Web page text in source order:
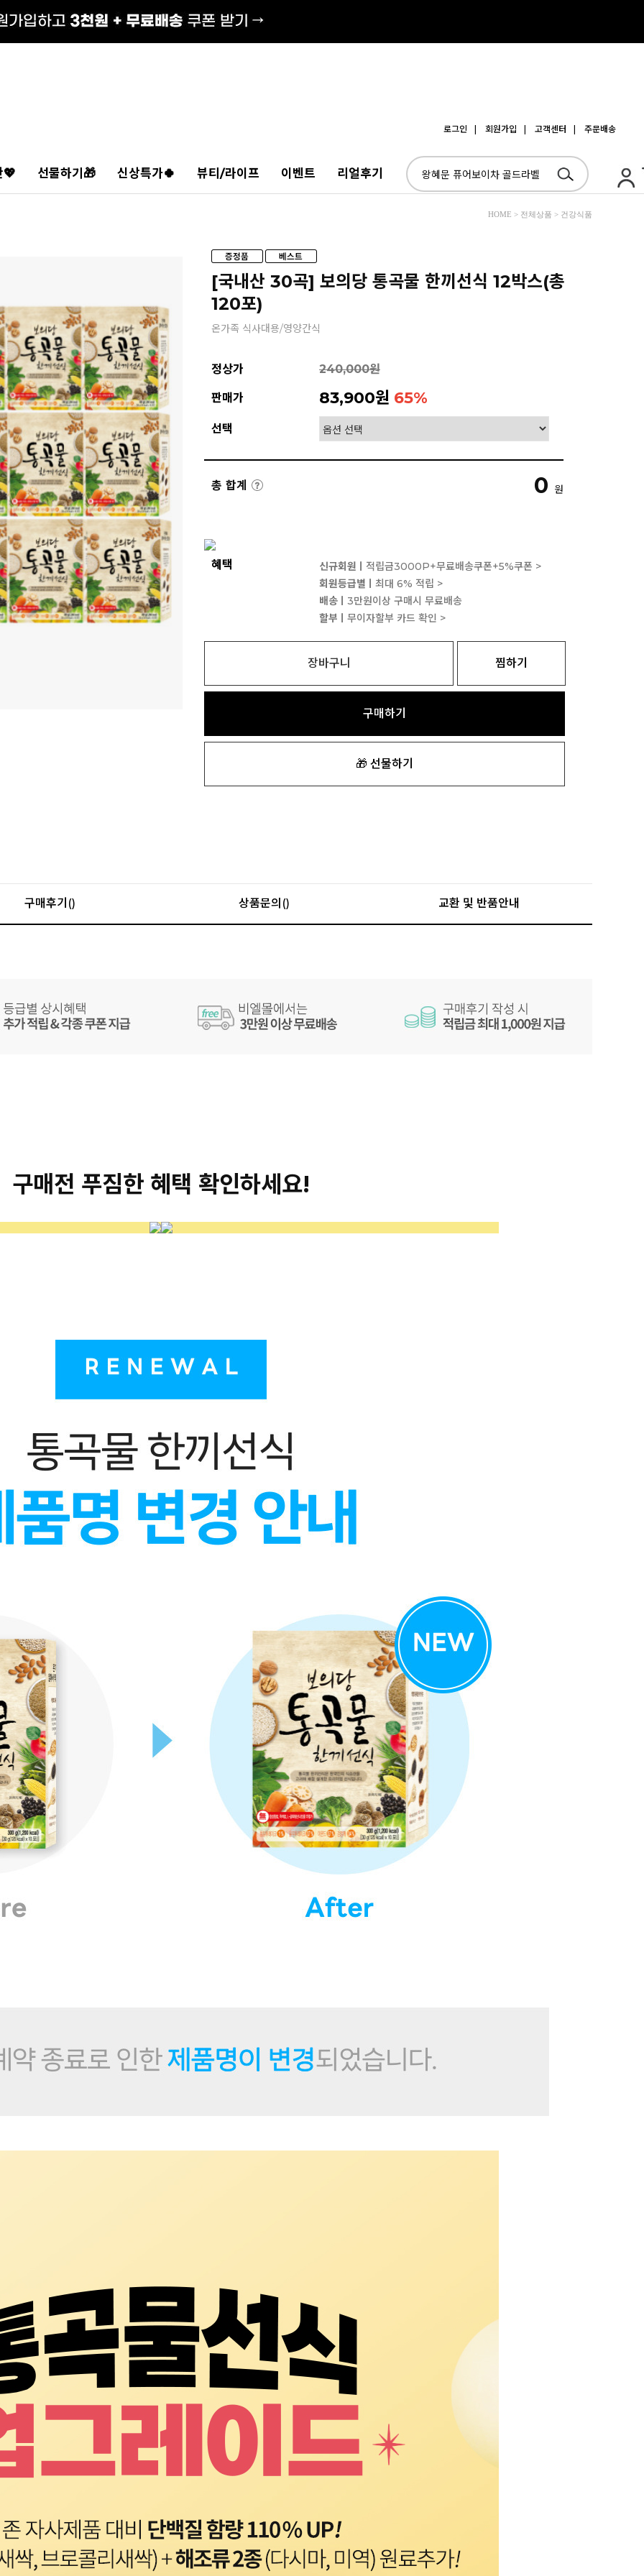
로그인 | 회원가입 | 고객센터 | 주문배송
💖 선물하기🎁 신상특가🍀 뷰티/라이프 이벤트 리얼후기
HOME > 전체상품 > 건강식품
[국내산 30곡] 보의당 통곡물 한끼선식 12박스(총
120포)
온가족 식사대용/영양간식
정상가 240,000원
판매가 83,900원 65%
선택
총 합계 0 원
혜택 신규회원ㅣ 적립금3000P+무료배송쿠폰+5%쿠폰 >
회원등급별ㅣ 최대 6% 적립 >
배송ㅣ 3만원이상 구매시 무료배송
할부ㅣ 무이자할부 카드 확인 >
장바구니 찜하기
구매하기
🎁 선물하기
구매후기() 상품문의() 교환 및 반품안내
구매전 푸짐한 혜택 확인하세요!